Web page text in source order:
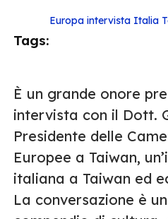
Tags:
Europa intervista Italia
È un grande onore
intervista con il Dott.
Presidente delle
Europee a Taiwan,
italiana a Taiwan ed
La conversazione è